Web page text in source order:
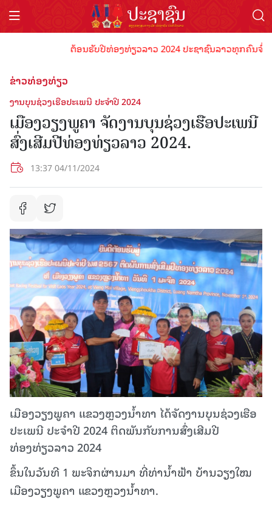
ຕ້ອນຮັບປີທ່ອງທ່ຽວລາວ 2024 ປະຊາຊົນລາວທຸກຄົນຈົ່ງ
ຂ່າວທ່ອງທ່ຽວ
ງານບຸນຊ່ວງເຮືອປະເພນີ ປະຈຳປີ 2024
ເມືອງວຽງພູຄາ ຈັດງານບຸນຊ່ວງເຮືອປະເພນີ
ສົ່ງເສີມປີທ່ອງທ່ຽວລາວ 2024.
13:37 04/11/2024
ເມືອງວຽງພູຄາ ແຂວງຫຼວງນໍ້າທາ ໄດ້ຈັດງານບຸນຊ່ວງເຮືອ
ປະເພນີ ປະຈຳປີ 2024 ຕິດພັນກັບການສົ່ງເສີມປີ
ທ່ອງທ່ຽວລາວ 2024
ຂຶ້ນໃນວັນທີ 1 ພະຈິກຜ່ານມາ ທີ່ທ່ານໍ້າຟ້າ ບ້ານວຽງໃໝ
ເມືອງວຽງພູຄາ ແຂວງຫຼວງນໍ້າທາ.